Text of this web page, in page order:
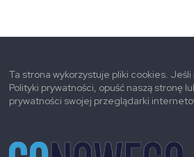
Ta strona wykorzystuje pliki cookies.
Polityki prywatności, opuść naszą stronę
prywatności swojej przeglądarki